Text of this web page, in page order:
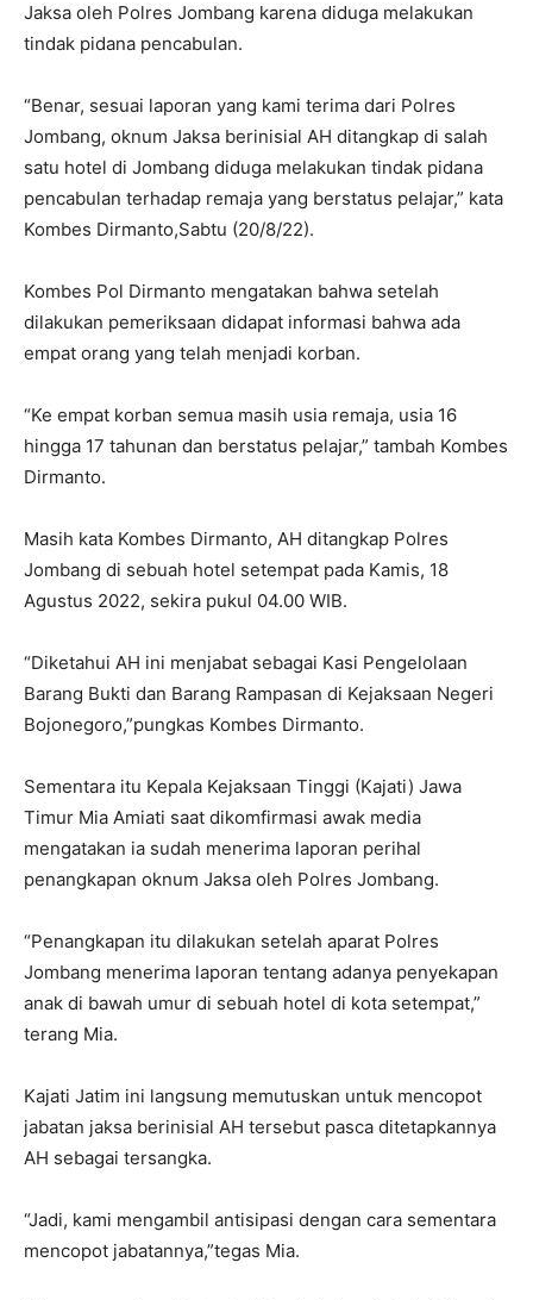
Jaksa oleh Polres Jombang karena diduga melakukan
tindak pidana pencabulan.
“Benar, sesuai laporan yang kami terima dari Polres
Jombang, oknum Jaksa berinisial AH ditangkap di salah
satu hotel di Jombang diduga melakukan tindak pidana
pencabulan terhadap remaja yang berstatus pelajar,” kata
Kombes Dirmanto,Sabtu (20/8/22).
Kombes Pol Dirmanto mengatakan bahwa setelah
dilakukan pemeriksaan didapat informasi bahwa ada
empat orang yang telah menjadi korban.
“Ke empat korban semua masih usia remaja, usia 16
hingga 17 tahunan dan berstatus pelajar,” tambah Kombes
Dirmanto.
Masih kata Kombes Dirmanto, AH ditangkap Polres
Jombang di sebuah hotel setempat pada Kamis, 18
Agustus 2022, sekira pukul 04.00 WIB.
“Diketahui AH ini menjabat sebagai Kasi Pengelolaan
Barang Bukti dan Barang Rampasan di Kejaksaan Negeri
Bojonegoro,”pungkas Kombes Dirmanto.
Sementara itu Kepala Kejaksaan Tinggi (Kajati) Jawa
Timur Mia Amiati saat dikomfirmasi awak media
mengatakan ia sudah menerima laporan perihal
penangkapan oknum Jaksa oleh Polres Jombang.
“Penangkapan itu dilakukan setelah aparat Polres
Jombang menerima laporan tentang adanya penyekapan
anak di bawah umur di sebuah hotel di kota setempat,”
terang Mia.
Kajati Jatim ini langsung memutuskan untuk mencopot
jabatan jaksa berinisial AH tersebut pasca ditetapkannya
AH sebagai tersangka.
“Jadi, kami mengambil antisipasi dengan cara sementara
mencopot jabatannya,”tegas Mia.